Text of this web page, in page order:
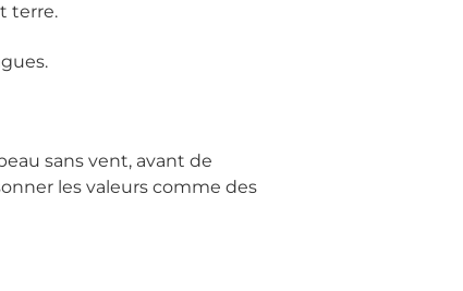
terre.
sans vent, avant de
les valeurs comme des